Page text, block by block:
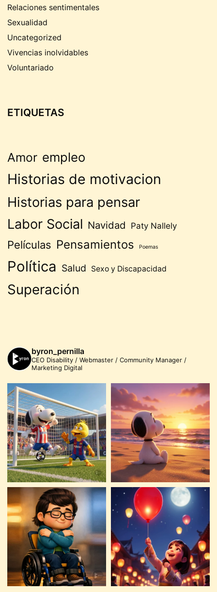
Relaciones sentimentales
Sexualidad
Uncategorized
Vivencias inolvidables
Voluntariado
ETIQUETAS
Amor empleo
Historias de motivacion
Historias para pensar
Labor Social Navidad Paty Nallely
Películas Pensamientos Poemas
Política Salud Sexo y Discapacidad
Superación
byron_pernilla
CEO Disability / Webmaster / Community Manager /
Marketing Digital